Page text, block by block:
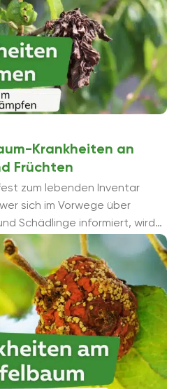
Krankheiten an
Früchten
zum lebenden Inventar
sich im Vorwege über
Schädlinge informiert, wird
Zu ...